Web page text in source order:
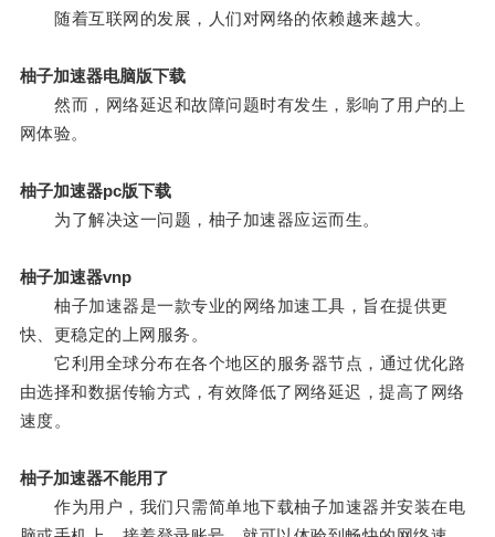
随着互联网的发展，人们对网络的依赖越来越大。
柚子加速器电脑版下载
然而，网络延迟和故障问题时有发生，影响了用户的上
网体验。
柚子加速器pc版下载
为了解决这一问题，柚子加速器应运而生。
柚子加速器vnp
柚子加速器是一款专业的网络加速工具，旨在提供更
快、更稳定的上网服务。
它利用全球分布在各个地区的服务器节点，通过优化路
由选择和数据传输方式，有效降低了网络延迟，提高了网络
速度。
柚子加速器不能用了
作为用户，我们只需简单地下载柚子加速器并安装在电